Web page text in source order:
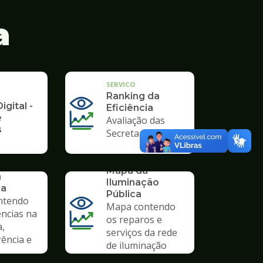
-
SERVICO
Ranking da
Eficiência
Avaliação das
Secretarias
na
e
Mapa da
Iluminação
Pública
Mapa contendo
os reparos e
serviços da rede
de iluminação